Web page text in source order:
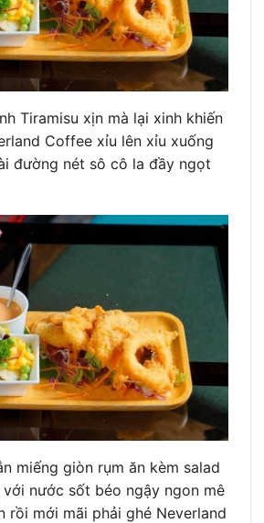
Tiramisu xịn mà lại xinh khiến
Coffee xỉu lên xỉu xuống
đường nét sô cô la đầy ngọt
miếng giòn rụm ăn kèm salad
nước sốt béo ngậy ngon mê
rồi mới mãi phải ghé Neverland